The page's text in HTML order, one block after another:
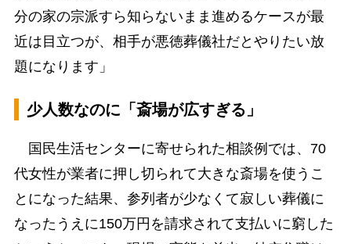
分の家の宗派すら知らないまま進めるケースが最
近は目立つが、相手が悪徳葬儀社だとやりたい放
題になります」
少人数なのに「斎場が広すぎる」
国民生活センターに寄せられた相談例では、70
代女性が業者に押し切られて大きな斎場を使うこ
とになった結果、参列者が少なくて寂しい葬儀に
なったうえに150万円を請求されて支払いに窮した